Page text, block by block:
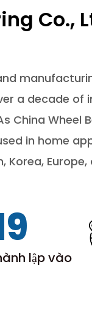
lập vào
Co.,
a decade of
China Wheel
in home
Europe,